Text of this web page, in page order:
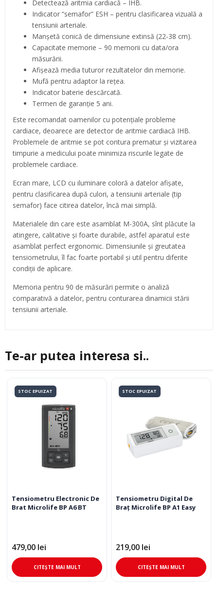
Detectează aritmia cardiacă – IHB.
Indicator “semafor” ESH – pentru clasificarea vizuală a
tensiunii arteriale.
Manşetă conică de dimensiune extinsă (22-38 cm).
Capacitate memorie – 90 memorii cu data/ora
măsurării.
Afișează media tuturor rezultatelor din memorie.
Mufă pentru adaptor la reţea.
Indicator baterie descărcată.
Termen de garanţie 5 ani.
Este recomandat oamenilor cu potențiale probleme
cardiace, deoarece are detector de aritmie cardiacă IHB.
Problemele de aritmie se pot contura prematur și vizitarea
timpurie a medicului poate minimiza riscurile legate de
problemele cardiace.
Ecran mare, LСD cu iluminare coloră a datelor afișate,
pentru clasificarea după culori, a tensiunii arteriale (tip
semafor) face citirea datelor, încă mai simplă.
Materialele din care este asamblat M-300A, sînt plăcute la
atingere, calitative și foarte durabile, astfel aparatul este
asamblat perfect ergonomic. Dimensiunile și greutatea
tensiometrului, îl fac foarte portabil și util pentru diferite
condiții de aplicare.
Memoria pentru 90 de măsurări permite o analiză
comparativă a datelor, pentru conturarea dinamicii stării
tensiunii arteriale.
Te-ar putea interesa si..
STOC EPUIZAT
Tensiometru Electronic De
Brat Microlife BP A6 BT
479,00 lei
CITEȘTE MAI MULT
STOC EPUIZAT
Tensiometru Digital De
Braţ Microlife BP A1 Easy
219,00 lei
CITEȘTE MAI MULT